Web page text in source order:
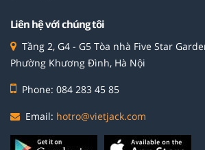
Liên hệ với chúng tôi
Tầng 2, G4 - G5 Tòa nhà Five Star
Phường Khương Đình, Hà Nội
Phone: 084 283 45 85
Email: hotro@vietjack.com